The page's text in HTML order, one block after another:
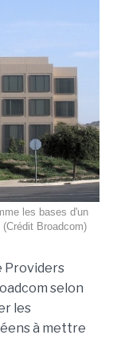
les bases d'un
Broadcom)
Providers
selon
les
à mettre